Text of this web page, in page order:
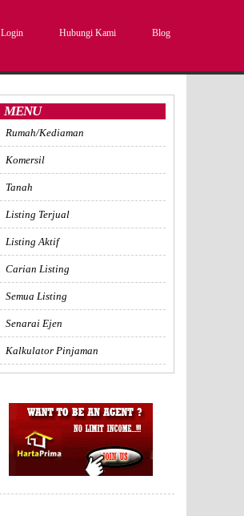
Login Hubungi Kami Blog
MENU
Rumah/Kediaman
Komersil
Tanah
Listing Terjual
Listing Aktif
Carian Listing
Semua Listing
Senarai Ejen
Kalkulator Pinjaman